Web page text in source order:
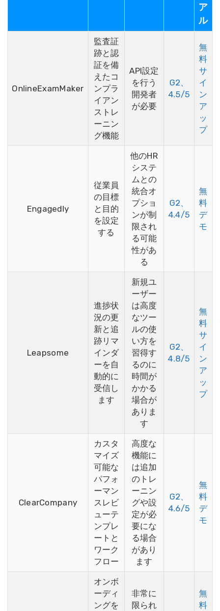
ア
ル
OnlineExamMaker
監査証
跡と認
証を備
えたコ
ンプラ
イアン
ストレ
ーニン
グ機能
API設定
を行う
開発者
が必要
G2、
4.5/5
無
料
サ
イ
ン
ア
ッ
プ
Engagedly
従業員
の目標
と目的
を設定
する
他のHR
システ
ムとの
統合オ
プショ
ンが制
限され
る可能
性があ
る
G2、
4.4/5
無
料
デ
モ
Leapsome
進捗状
況の更
新と追
跡リマ
インダ
ーを自
動的に
受信し
ます
新規ユ
ーザー
は高度
なツー
ルの使
い方を
習得す
るのに
時間が
かかる
場合が
ありま
す
G2、
4.8/5
無
料
サ
イ
ン
ア
ッ
プ
ClearCompany
カスタ
マイズ
可能な
パフォ
ーマン
スレビ
ューテ
ンプレ
ートと
ワーク
フロー
高度な
機能に
は追加
のトレ
ーニン
グや設
定が必
要にな
る場合
があり
ます
G2、
4.6/5
無
料
デ
モ
オンボ
ーディ
ングを
非常に
限られ
無
料